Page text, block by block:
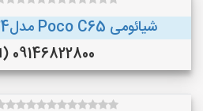
شیائومی Poco C65 مدل2024گلوبال256گیگ
09146822800 (اردبیل )